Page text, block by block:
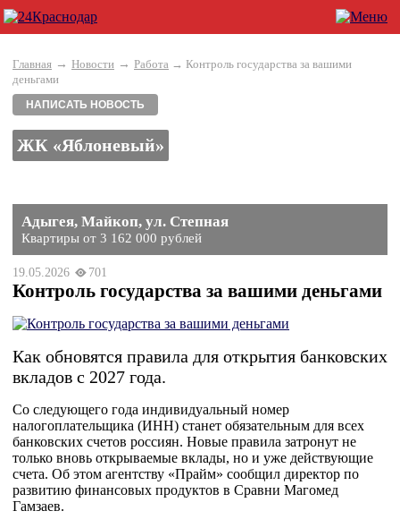
Главная → Новости → Работа → Контроль государства за вашими
деньгами
НАПИСАТЬ НОВОСТЬ
ЖК «Яблоневый»
Адыгея, Майкоп, ул. Степная
Квартиры от 3 162 000 рублей
19.05.2026 701
Контроль государства за вашими деньгами
Как обновятся правила для открытия банковских
вкладов с 2027 года.
Со следующего года индивидуальный номер
налогоплательщика (ИНН) станет обязательным для всех
банковских счетов россиян. Новые правила затронут не
только вновь открываемые вклады, но и уже действующие
счета. Об этом агентству «Прайм» сообщил директор по
развитию финансовых продуктов в Сравни Магомед
Гамзаев.